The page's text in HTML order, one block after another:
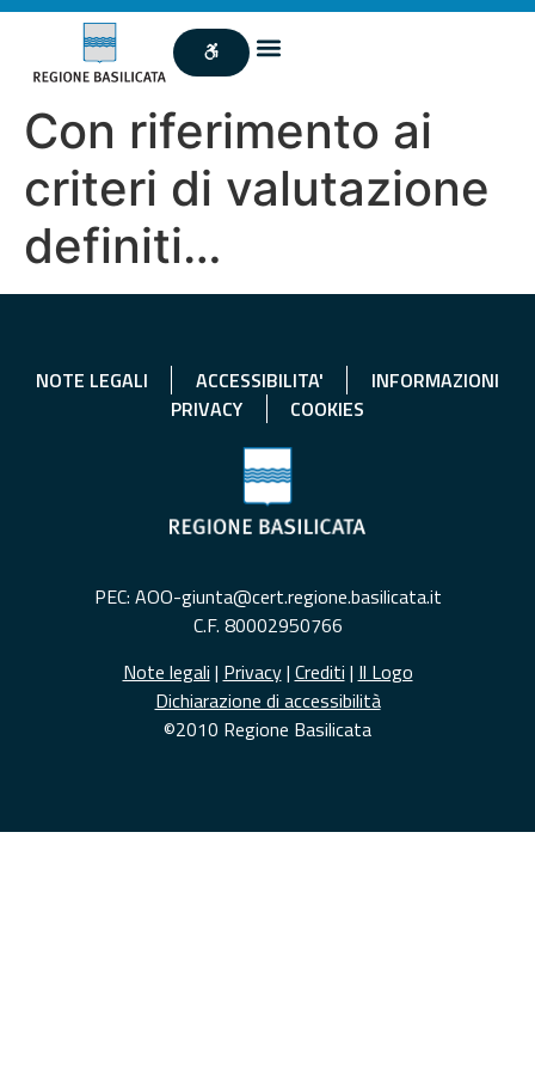
Con riferimento ai
criteri di valutazione
definiti…
NOTE LEGALI ACCESSIBILITA'
INFORMAZIONI
PRIVACY
COOKIES
PEC: AOO-giunta@cert.regione.basilicata.it
C.F. 80002950766
Note legali | Privacy| Crediti | Il Logo
Dichiarazione di accessibilità
©2010 Regione Basilicata